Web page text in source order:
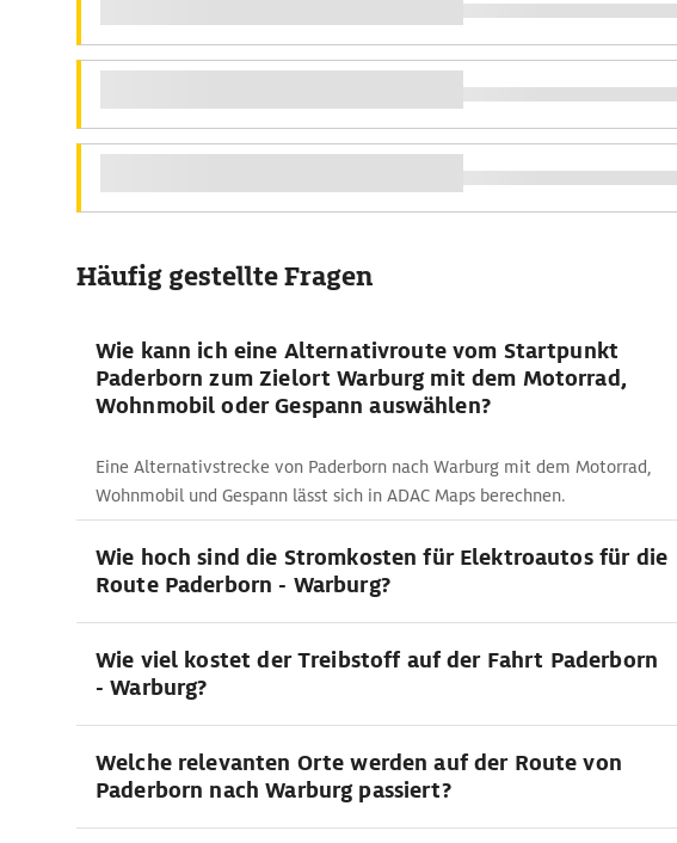
Häufig gestellte Fragen
Wie kann ich eine Alternativroute vom Startpunkt
Paderborn zum Zielort Warburg mit dem Motorrad,
Wohnmobil oder Gespann auswählen?
Eine Alternativstrecke von Paderborn nach Warburg mit dem Motorrad,
Wohnmobil und Gespann lässt sich in ADAC Maps berechnen.
Wie hoch sind die Stromkosten für Elektroautos für die
Route Paderborn - Warburg?
Wie viel kostet der Treibstoff auf der Fahrt Paderborn
- Warburg?
Welche relevanten Orte werden auf der Route von
Paderborn nach Warburg passiert?